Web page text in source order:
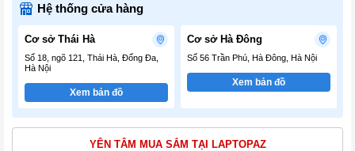
Hệ thống cửa hàng
Cơ sở Thái Hà
Số 18, ngõ 121, Thái Hà, Đống Đa,
Hà Nội
Xem bản đồ
Cơ sở Hà Đông
Số 56 Trần Phú, Hà Đông, Hà Nội
Xem bản đồ
YÊN TÂM MUA SẮM TẠI LAPTOPAZ